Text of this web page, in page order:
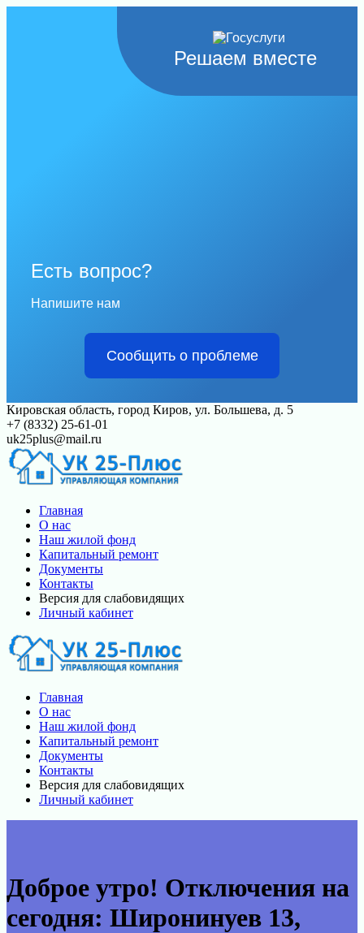
Решаем вместе
Есть вопрос?
Напишите нам
Сообщить о проблеме
Перейти
к
контенту
Кировская область, город Киров, ул. Большева, д. 5
+7 (8332) 25-61-01
uk25plus@mail.ru
Главная
О нас
Наш жилой фонд
Капитальный ремонт
Документы
Контакты
Версия для слабовидящих
Личный кабинет
Главная
О нас
Наш жилой фонд
Капитальный ремонт
Документы
Контакты
Версия для слабовидящих
Личный кабинет
Доброе утро! Отключения на
сегодня: Широнинуев 13,